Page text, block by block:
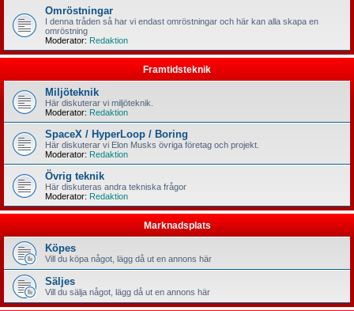
Omröstningar
I denna tråden så har vi endast omröstningar och här kan alla skapa en
omröstning
Moderator: Redaktion
Framtidsteknik
Miljöteknik
Här diskuterar vi miljöteknik.
Moderator: Redaktion
SpaceX / HyperLoop / Boring
Här diskuterar vi Elon Musks övriga företag och projekt.
Moderator: Redaktion
Övrig teknik
Här diskuteras andra tekniska frågor
Moderator: Redaktion
Marknadsplats
Köpes
Vill du köpa något, lägg då ut en annons här
Säljes
Vill du sälja något, lägg då ut en annons här